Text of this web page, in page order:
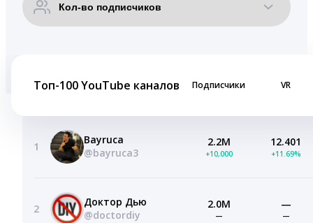
Топ-100 YouTube каналов Подписчики VR
1
Bayruca
@bayruca3
2.2M
+10,000
12.401
+11.69%
2
Доктор Дью
@doctordiy
2.0M
—
—
—